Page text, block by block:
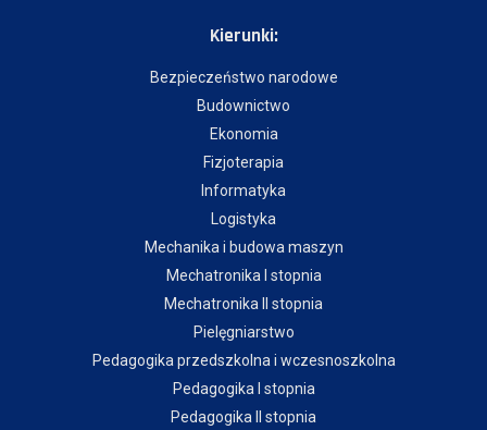
Kierunki:
Bezpieczeństwo narodowe
Budownictwo
Ekonomia
Fizjoterapia
Informatyka
Logistyka
Mechanika i budowa maszyn
Mechatronika I stopnia
Mechatronika II stopnia
Pielęgniarstwo
Pedagogika przedszkolna i wczesnoszkolna
Pedagogika I stopnia
Pedagogika II stopnia